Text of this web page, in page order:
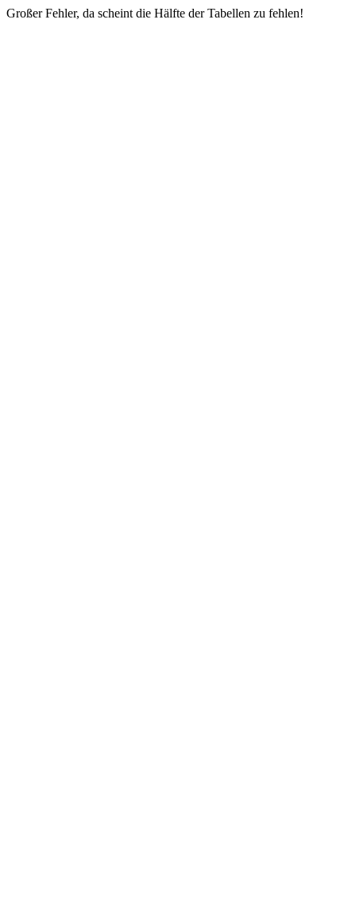
Großer Fehler, da scheint die Hälfte der Tabellen zu fehlen!